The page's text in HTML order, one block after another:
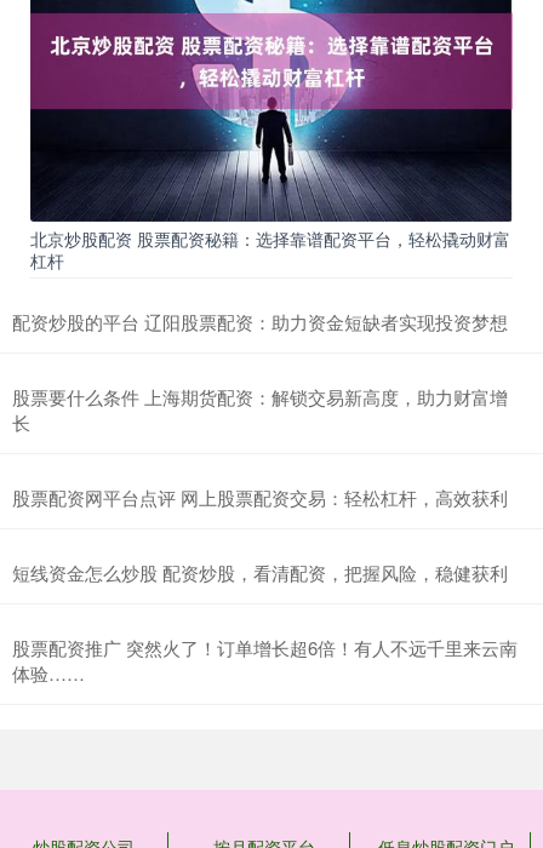
北京炒股配资 股票配资秘籍：选择靠谱配资平台，轻松撬动财富
杠杆
配资炒股的平台 辽阳股票配资：助力资金短缺者实现投资梦想
股票要什么条件 上海期货配资：解锁交易新高度，助力财富增
长
股票配资网平台点评 网上股票配资交易：轻松杠杆，高效获利
短线资金怎么炒股 配资炒股，看清配资，把握风险，稳健获利
股票配资推广 突然火了！订单增长超6倍！有人不远千里来云南
体验……